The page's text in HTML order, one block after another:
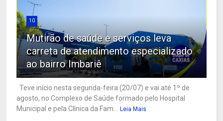
10
Mutirão de saúde e serviços leva
carreta de atendimento especializado
ao bairro Imbariê
Teve início nesta segunda-feira (20/07) e vai até 1º de
agosto, no Complexo de Saúde formado pelo Hospital
Municipal e pela Clínica da Fam... Leia Mais